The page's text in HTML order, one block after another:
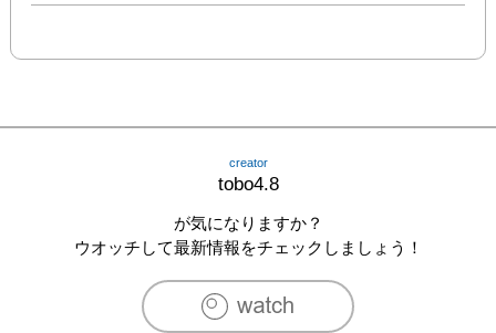
creator
tobo4.8
が気になりますか？
ウオッチして最新情報をチェックしましょう！